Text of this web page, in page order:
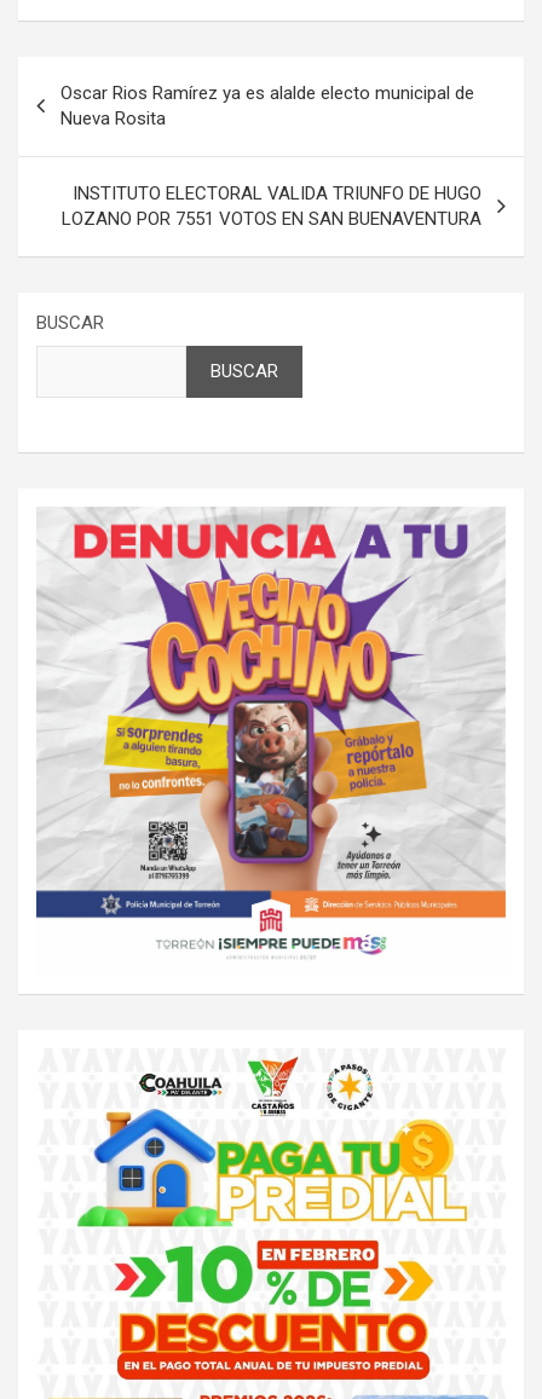
de
entradas
Oscar Rios Ramírez ya es alalde electo municipal de
Nueva Rosita
INSTITUTO ELECTORAL VALIDA TRIUNFO DE HUGO
LOZANO POR 7551 VOTOS EN SAN BUENAVENTURA
BUSCAR
BUSCAR